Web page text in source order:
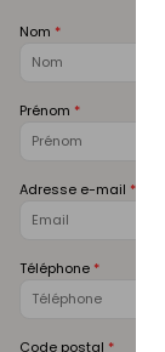
Nom
Prénom
Adresse e-mail
Téléphone
Code postal